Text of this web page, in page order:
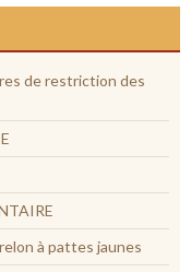
de restriction des
à pattes jaunes